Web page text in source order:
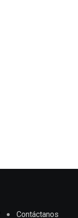
Contáctanos